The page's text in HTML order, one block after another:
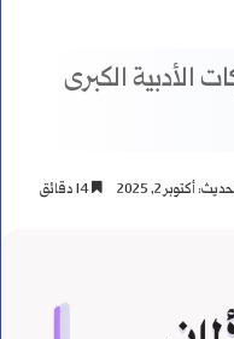
الأدبية الكبرى
أكتوبر 2, 2025